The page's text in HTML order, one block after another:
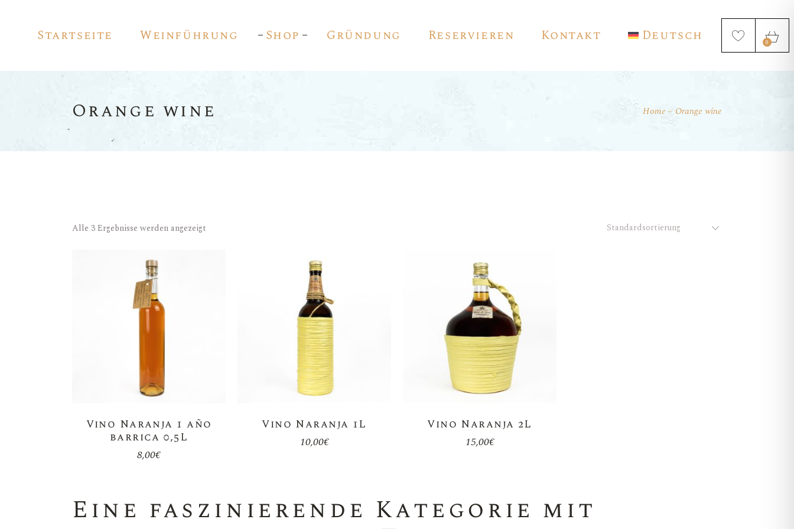
Startseite Weinführung Shop
Sweet Wine
Olivenöl
Orange Wine
Magnumflaschen 1,5 L
Bag In Box
Weinschläuche
Gründung Reservieren Kontakt Deutsch
English
0
Orange wine Home Orange wine
Alle 3 Ergebnisse werden angezeigt Standardsortierung
Vino Naranja 1 año
barrica 0,5L
8,00€
Vino Naranja 1L
10,00€
Vino Naranja 2L
15,00€
Eine faszinierende Kategorie mit